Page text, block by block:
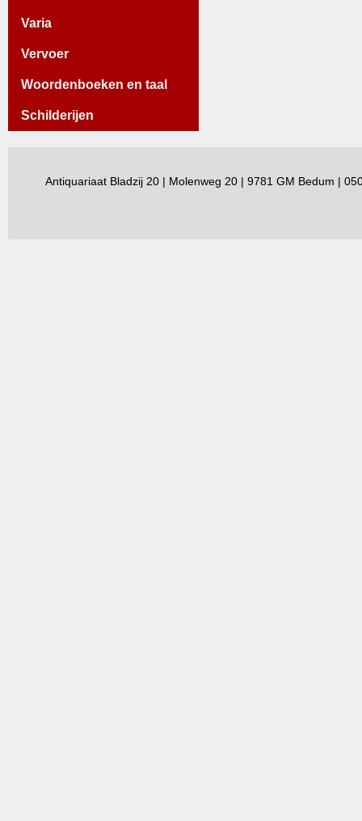
Varia
Vervoer
Woordenboeken en taal
Schilderijen
Antiquariaat Bladzij 20 | Molenweg 20 | 9781 GM Bedum |